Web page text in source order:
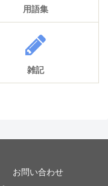
用語集
雑記
お問い合わせ